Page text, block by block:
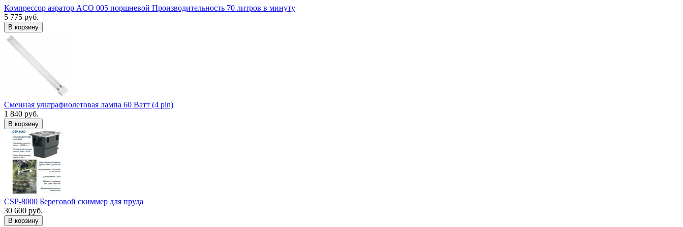
Компрессор аэратор ACO 005 поршневой Производительность 70 литров в минуту
5 775 руб.
В корзину
Сменная ультрафиолетовая лампа 60 Ватт (4 pin)
1 840 руб.
В корзину
CSP-8000 Береговой скиммер для пруда
30 600 руб.
В корзину